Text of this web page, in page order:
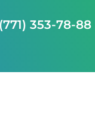
353-78-88